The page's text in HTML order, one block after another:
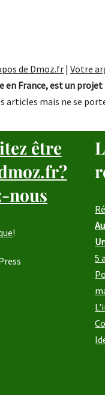
de Dmoz.fr | Votre
en France, est un
articles mais ne se
être
nous
!
5